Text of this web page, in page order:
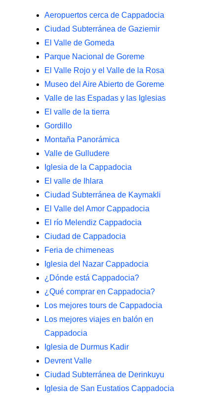
Aeropuertos cerca de Cappadocia
Ciudad Subterránea de Gaziemir
El Valle de Gomeda
Parque Nacional de Goreme
El Valle Rojo y el Valle de la Rosa
Museo del Aire Abierto de Goreme
Valle de las Espadas y las Iglesias
El valle de la tierra
Gordillo
Montaña Panorámica
Valle de Gulludere
Iglesia de la Cappadocia
El valle de Ihlara
Ciudad Subterránea de Kaymakli
El Valle del Amor Cappadocia
El río Melendiz Cappadocia
Ciudad de Cappadocia
Feria de chimeneas
Iglesia del Nazar Cappadocia
¿Dónde está Cappadocia?
¿Qué comprar en Cappadocia?
Los mejores tours de Cappadocia
Los mejores viajes en balón en
Cappadocia
Iglesia de Durmus Kadir
Devrent Valle
Ciudad Subterránea de Derinkuyu
Iglesia de San Eustatios Cappadocia